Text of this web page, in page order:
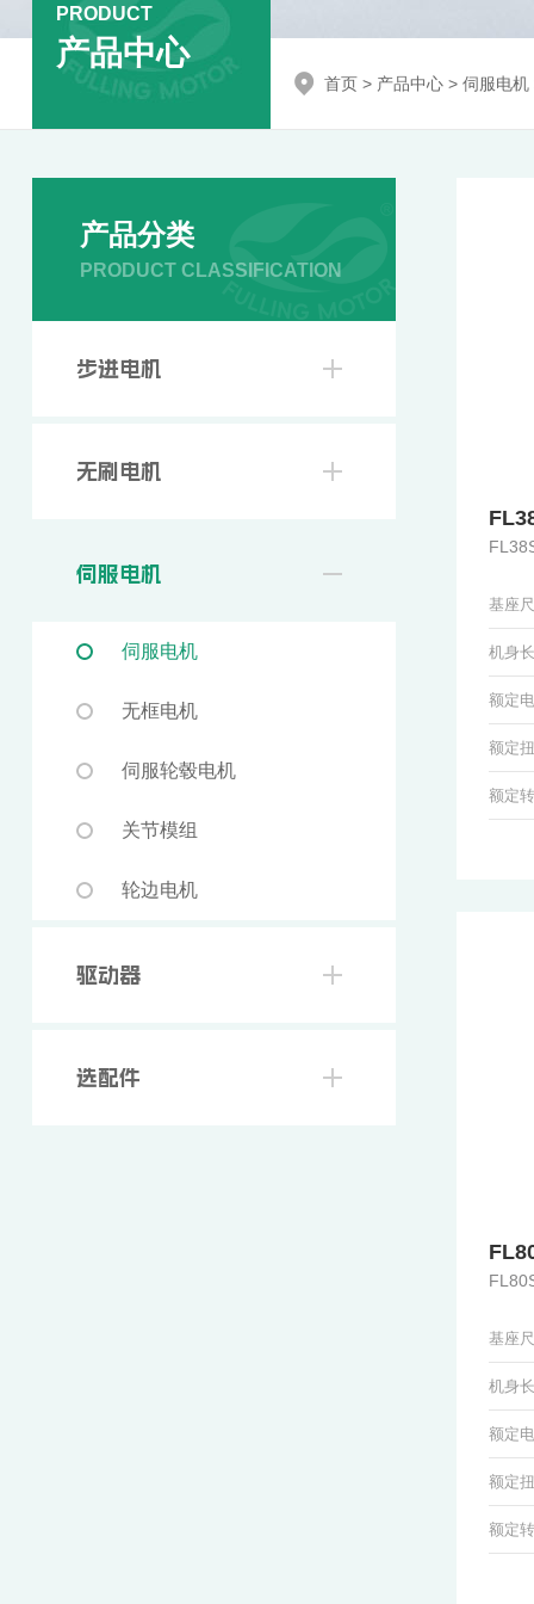
PRODUCT
产品中心
首页> 产品中心> 伺服电机
产品分类
PRODUCT CLASSIFICATION
步进电机
无刷电机
伺服电机
伺服电机
无框电机
伺服轮毂电机
关节模组
轮边电机
驱动器
选配件
基座
机身
额定
额定
额定
基座
机身
额定
额定
额定